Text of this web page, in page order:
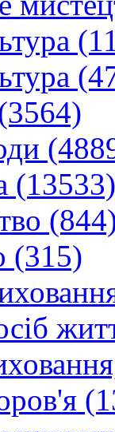
(13533)
(315)